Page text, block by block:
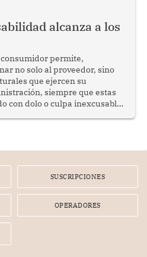
de desarrollo, cohesión
alcanza a los
permite,
no solo al proveedor, sino
que ejercen su
siempre que estas
con dolo o culpa inexcusable
un meet and greet con
SUSCRIPCIONES
OPERADORES